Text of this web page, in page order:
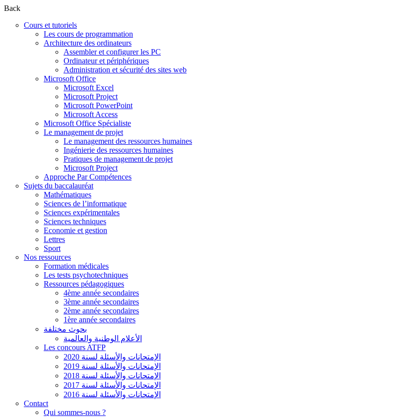
Back
Cours et tutoriels
Les cours de programmation
Architecture des ordinateurs
Assembler et configurer les PC
Ordinateur et périphériques
Administration et sécurité des sites web
Microsoft Office
Microsoft Excel
Microsoft Project
Microsoft PowerPoint
Microsoft Access
Microsoft Office Spécialiste
Le management de projet
Le management des ressources humaines
Ingénierie des ressources humaines
Pratiques de management de projet
Microsoft Project
Approche Par Compétences
Sujets du baccalauréat
Mathématiques
Sciences de l’informatique
Sciences expérimentales
Sciences techniques
Economie et gestion
Lettres
Sport
Nos ressources
Formation médicales
Les tests psychotechniques
Ressources pédagogiques
4ème année secondaires
3ème année secondaires
2ème année secondaires
1ère année secondaires
بحوث مختلفة
الأعلام الوطنية والعالمية
Les concours ATFP
الإمتحانات والأسئلة لسنة 2020
الإمتحانات والأسئلة لسنة 2019
الإمتحانات والأسئلة لسنة 2018
الإمتحانات والأسئلة لسنة 2017
الإمتحانات والأسئلة لسنة 2016
Contact
Qui sommes-nous ?